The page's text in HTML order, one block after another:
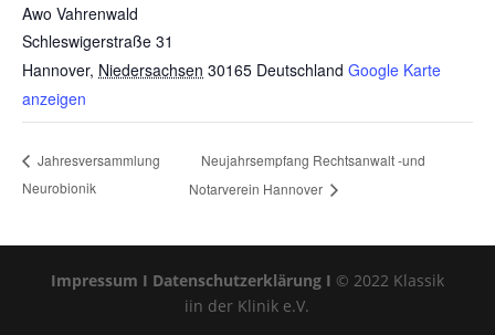
Awo Vahrenwald
Schleswigerstraße 31
Hannover, Niedersachsen 30165 Deutschland Google Karte
anzeigen
Jahresversammlung
Neurobionik
Neujahrsempfang Rechtsanwalt -und
Notarverein Hannover
Impressum I Datenschutzerklärung I © 2022 Klassik
iin der Klinik e.V.